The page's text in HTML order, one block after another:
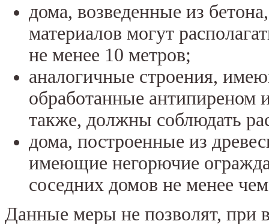
дома, возведенные из
материалов могут
не менее 10 метров;
аналогичные строения,
обработанные
также, должны соблюдать
дома, построенные из
имеющие негорючие
соседних домов не менее
Данные меры не позволят, при